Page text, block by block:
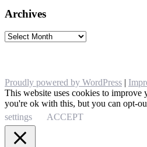
Archives
Archives
Proudly powered by WordPress |
This website uses cookies to improve
you're ok with this, but you can opt-
settings
ACCEPT